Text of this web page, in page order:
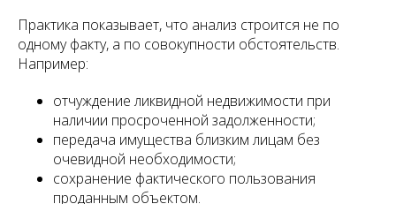
Практика показывает, что анализ строится не по
одному факту, а по совокупности обстоятельств.
Например:
отчуждение ликвидной недвижимости при
наличии просроченной задолженности;
передача имущества близким лицам без
очевидной необходимости;
сохранение фактического пользования
проданным объектом.